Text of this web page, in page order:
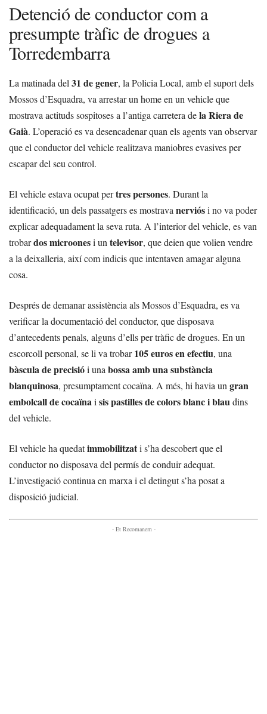
Detenció de conductor com a
presumpte tràfic de drogues a
Torredembarra
La matinada del 31 de gener, la Policia Local, amb el suport dels
Mossos d’Esquadra, va arrestar un home en un vehicle que
mostrava actituds sospitoses a l’antiga carretera dela Riera de
Gaià. L’operació es va desencadenar quan els agents van observar
que el conductor del vehicle realitzava maniobres evasives per
escapar del seu control.
El vehicle estava ocupat pertres persones. Durant la
identificació, un dels passatgers es mostrava nerviósi no va poder
explicar adequadament la seva ruta. A l’interior del vehicle, es van
trobardos microonesi un televisor, que deien que volien vendre
a la deixalleria, així com indicis que intentaven amagar alguna
cosa.
Després de demanar assistència als Mossos d’Esquadra, es va
verificar la documentació del conductor, que disposava
d’antecedents penals, alguns d’ells per tràfic de drogues. En un
escorcoll personal, se li va trobar105 euros en efectiu, una
bàscula de precisiói una bossa amb una substància
blanquinosa, presumptament cocaïna. A més, hi havia un gran
embolcall de cocaïnai sis pastilles de colors blanc i blaudins
del vehicle.
El vehicle ha quedatimmobilitzati s’ha descobert que el
conductor no disposava del permís de conduir adequat.
L’investigació continua en marxa i el detingut s’ha posat a
disposició judicial.
- Et Recomanem -